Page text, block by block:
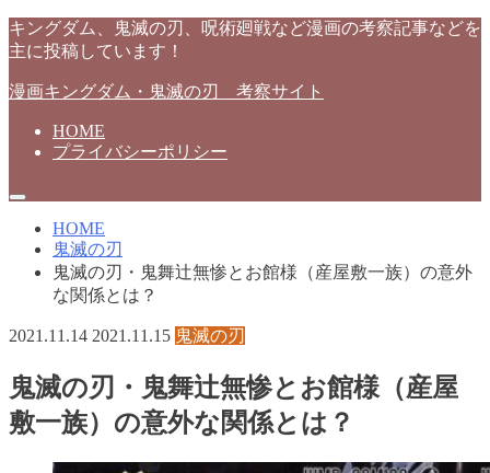
キングダム、鬼滅の刃、呪術廻戦など漫画の考察記事などを
主に投稿しています！
漫画キングダム・鬼滅の刃 考察サイト
HOME
プライバシーポリシー
HOME
鬼滅の刃
鬼滅の刃・鬼舞辻無惨とお館様（産屋敷一族）の意外
な関係とは？
2021.11.14 2021.11.15 鬼滅の刃
鬼滅の刃・鬼舞辻無惨とお館様（産屋
敷一族）の意外な関係とは？